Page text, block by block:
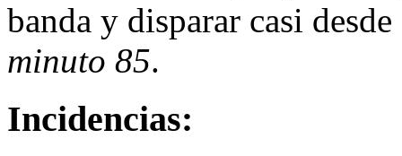
banda y disparar casi
minuto 85.
Incidencias: